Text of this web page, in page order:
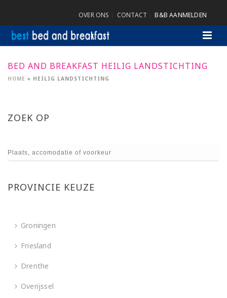
OVER ONS CONTACT B&B AANMELDEN
BED AND BREAKFAST HEILIG LANDSTICHTING
HOME » HEILIG LANDSTICHTING
ZOEK OP
PROVINCIE KEUZE
Groningen
Friesland
Drenthe
Overijssel